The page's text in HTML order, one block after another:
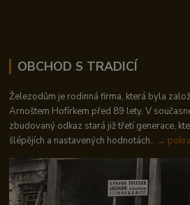
OBCHOD S TRADICÍ
Železodům je rodinná firma, která byla
Arnoštem Hofírkem před 89 lety. V
zbudovaný odkaz stará již třetí generace,
šlépějích a nastavených hodnotách.. →